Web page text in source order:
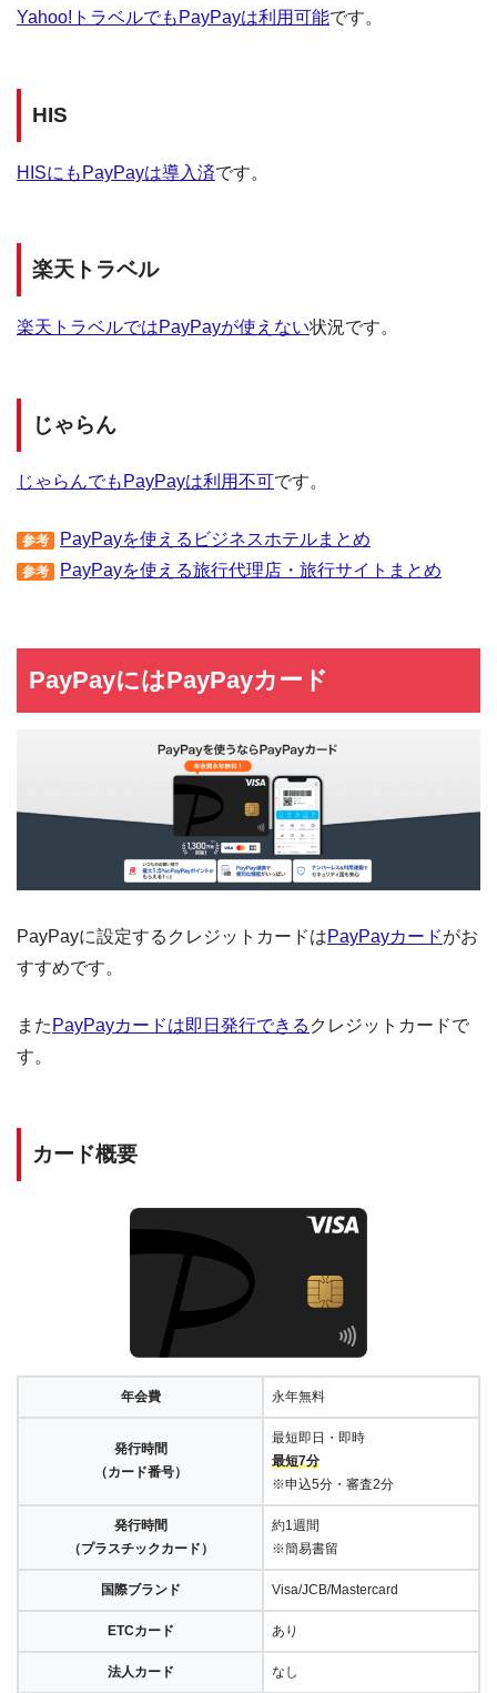
Yahoo!トラベルでもPayPayは利用可能です。
HIS
HISにもPayPayは導入済です。
楽天トラベル
楽天トラベルではPayPayが使えない状況です。
じゃらん
じゃらんでもPayPayは利用不可です。
参考 PayPayを使えるビジネスホテルまとめ
参考 PayPayを使える旅行代理店・旅行サイトまとめ
PayPayにはPayPayカード
PayPayに設定するクレジットカードはPayPayカードがお
すすめです。
また PayPayカードは即日発行できる クレジットカードで
す。
カード概要
年会費 永年無料
発行時間
（カード番号）
最短即日・即時
最短7分
※申込5分・審査2分
発行時間
（プラスチックカード）
約1週間
※簡易書留
国際ブランド Visa/JCB/Mastercard
ETCカード あり
法人カード なし